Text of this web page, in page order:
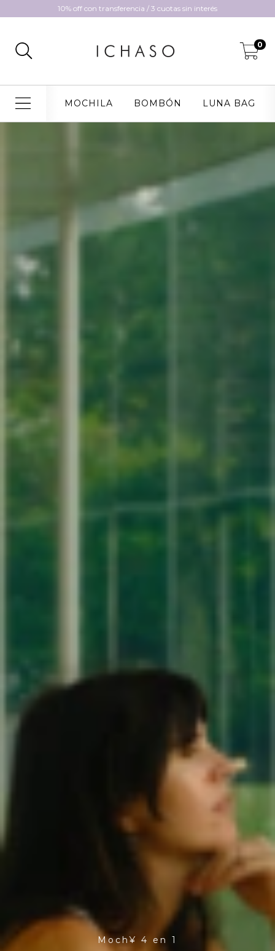
10% off con transferencia / 3 cuotas sin interés
0
MOCHILA BOMBÓN LUNA BAG
Moch¥ 4 en 1